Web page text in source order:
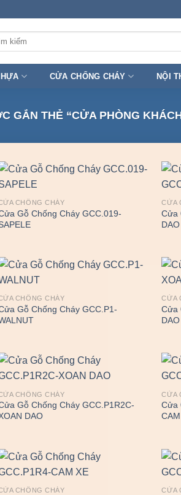
CỬA CHỐNG CHÁY NỘI
GẮN THẺ “CỬA PHÒNG
CHỐNG CHÁY
Gỗ Chống Cháy GCC.019-
CỬA
Cửa
DAO
CHỐNG CHÁY
Gỗ Chống Cháy GCC.P1-
CỬA
Cửa
DAO
CHỐNG CHÁY
Gỗ Chống Cháy GCC.P1R2C-
DAO
CỬA
Cửa
CHỐNG CHÁY CỬA